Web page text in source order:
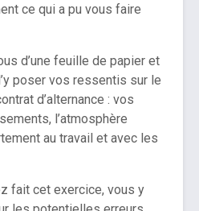
ce qui a pu vous faire
d’une feuille de papier et
poser vos ressentis sur le
d’alternance : vos
l’atmosphère
au travail et avec les
fait cet exercice, vous y